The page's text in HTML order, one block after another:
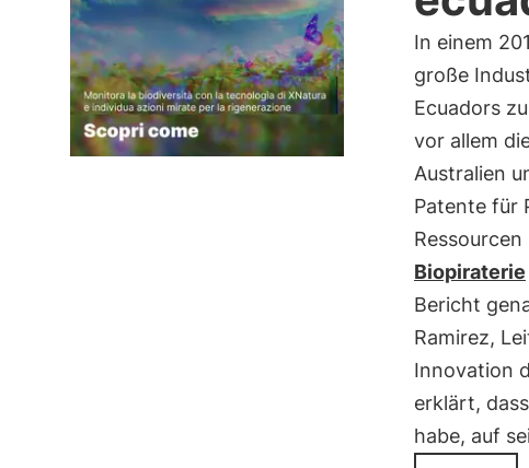
In einem
große
Ecuadors
vor allem
Australien
Patente für
Biopiraterie
Bericht
Ramirez,
Innovation
erklärt,
habe, auf